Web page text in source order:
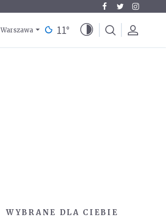
Warszawa 11°
WYBRANE DLA CIEBIE